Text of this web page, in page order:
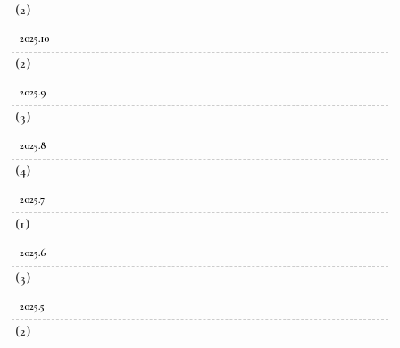
(2)
2025.10
(2)
2025.9
(3)
2025.8
(4)
2025.7
(1)
2025.6
(3)
2025.5
(2)